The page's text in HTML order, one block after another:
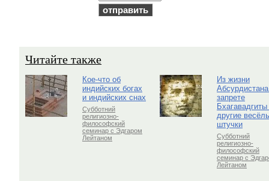
Читайте также
Кое-что об
индийских богах
и индийских снах
Субботний
религиозно-
философский
семинар с Эдгаром
Лейтаном
Из жизни
запрете
Бхагавадгиты
другие
штучки
Субботний
религиозно-
философский
семинар с
Лейтаном